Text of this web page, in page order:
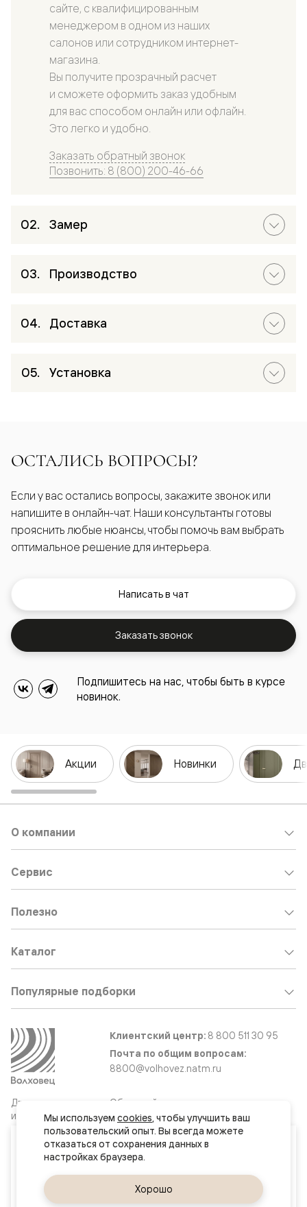
Ваш город
Великий Новгород
сайте, с квалифицированным
менеджером в одном из наших
салонов или сотрудником интернет-
магазина.
Вы получите прозрачный расчет
и сможете оформить заказ удобным
для вас способом онлайн или офлайн.
Это легко и удобно.
Заказать обратный звонок
Позвонить: 8 (800) 200-46-66
Замер
Производство
Доставка
Установка
ОСТАЛИСЬ ВОПРОСЫ?
Если у вас остались вопросы, закажите звонок или
напишите в онлайн-чат. Наши консультанты готовы
прояснить любые нюансы, чтобы помочь вам выбрать
оптимальное решение для интерьера.
Написать в чат
Заказать звонок
Подпишитесь на нас, чтобы быть в курсе
новинок.
Акции Новинки
Двери
и интерьерные
решения
О компании
Сервис
Полезно
Каталог
Популярные подборки
Клиентский центр: 8 800 511 30 95
Почта по общим вопросам:
8800@volhovez.natm.ru
Обратный звонок
Сайт не является публичной офертой
Правовая информация
Мы используем cookies, чтобы улучшить ваш
пользовательский опыт. Вы всегда можете
отказаться от сохранения данных в
Хорошо